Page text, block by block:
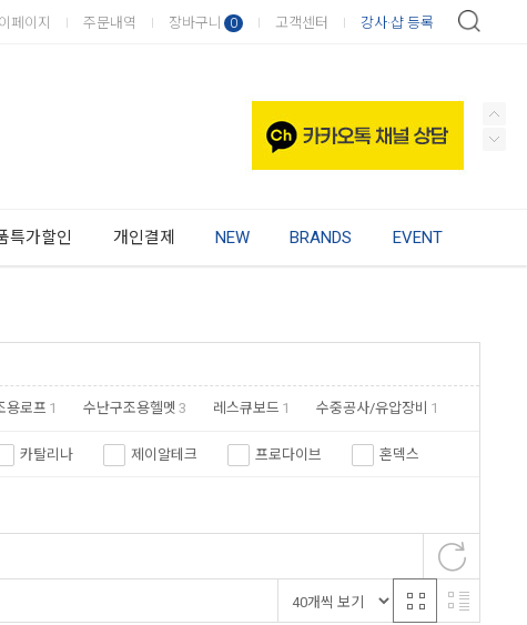
페이지 주문내역 장바구니 0 고객센터 강사·샵 등록
특가할인 개인결제 NEW BRANDS EVENT
용로프 1 수난구조용헬멧 3 레스큐보드 1 수중공사/유압장비 1
카탈리나 제이알테크 프로다이브 혼덱스